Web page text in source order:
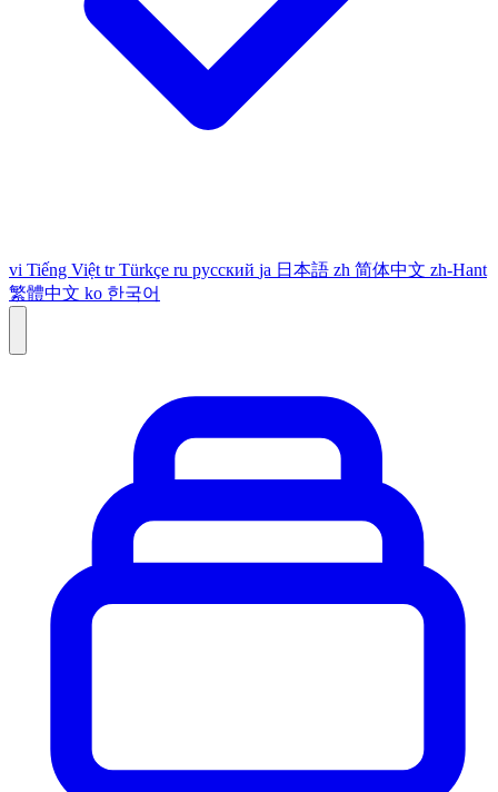
vi Tiếng Việt tr Türkçe ru русский ja 日本語 zh 简体中文 zh-Hant
繁體中文 ko 한국어